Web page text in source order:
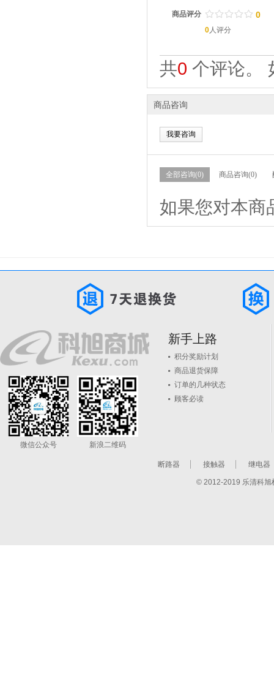
商品评分 / / / / /
. . . . . 0
0人评分
共0 个评论。
商品咨询
我要咨询
全部咨询(0) 商品咨询(0)
如果您对本商
微信公众号 新浪二维码
新手上路
积分奖励计划
商品退货保障
订单的几种状态
顾客必读
断路器 接触器 继电器
© 2012-2019 乐清科旭